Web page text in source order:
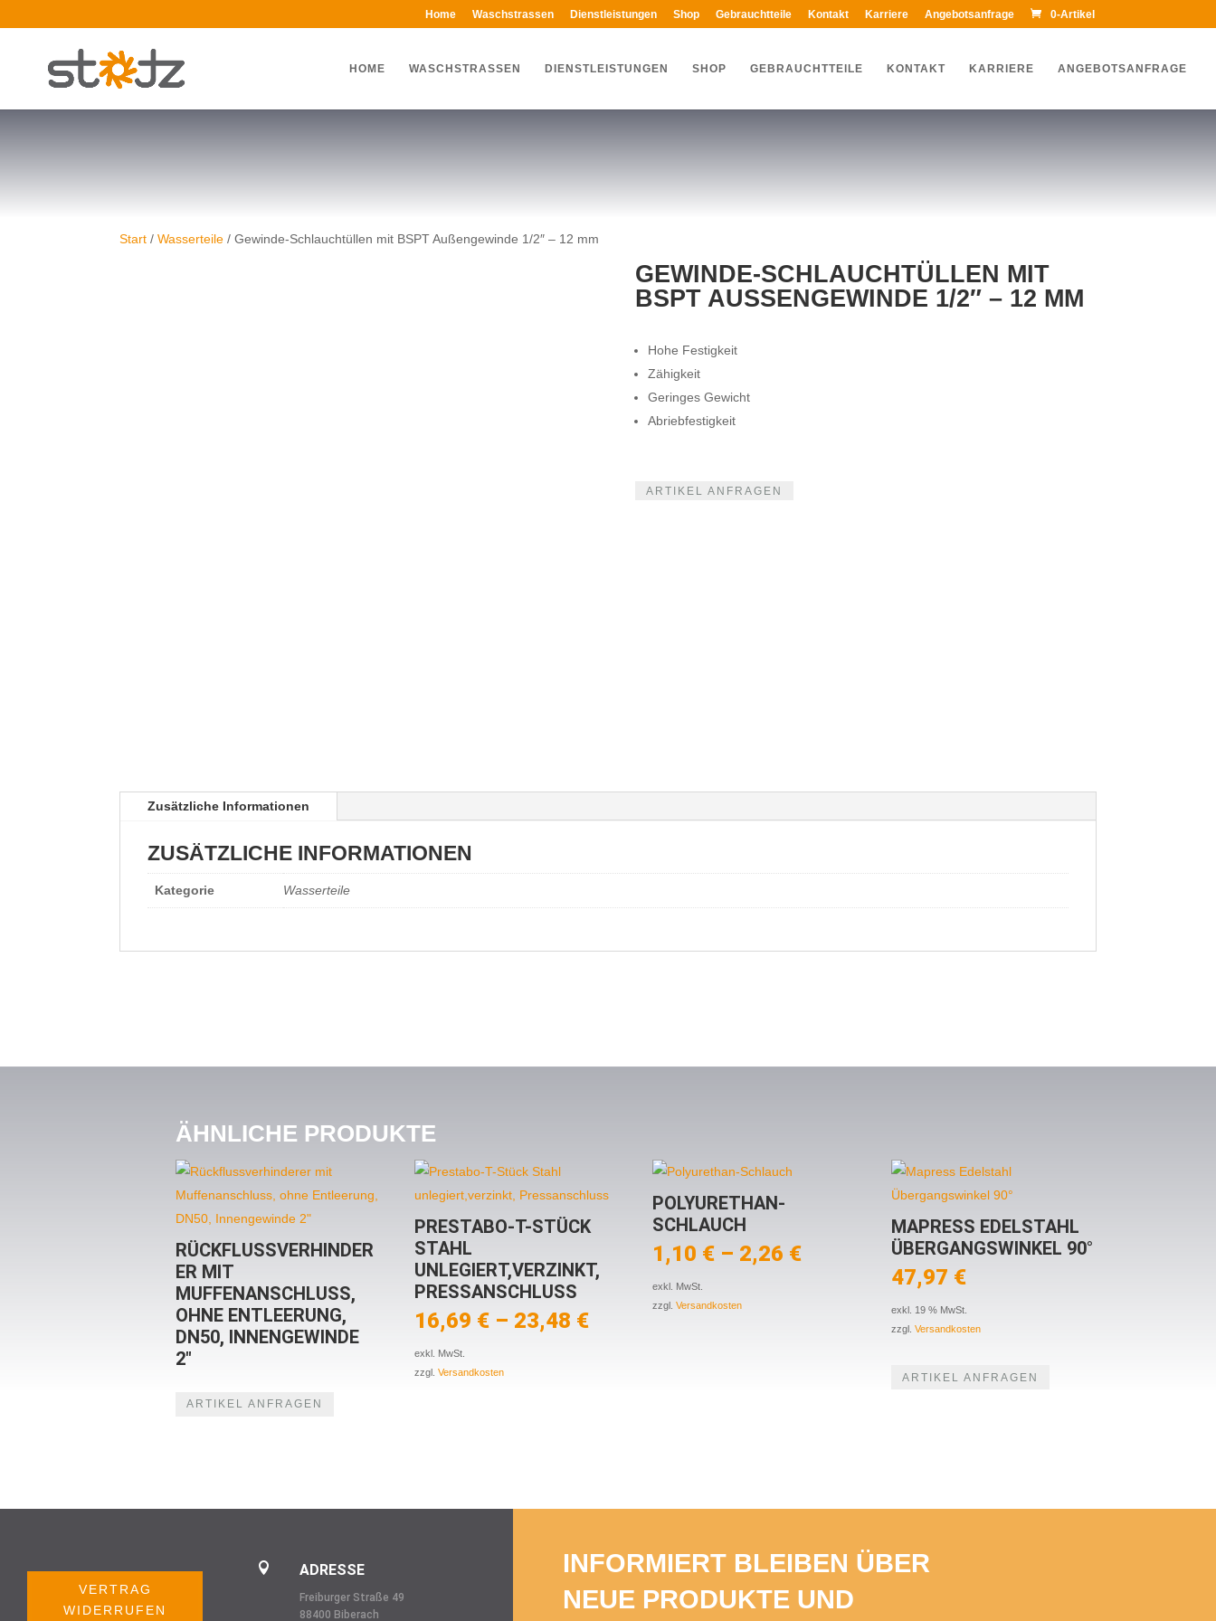
Home Waschstrassen Dienstleistungen Shop Gebrauchtteile Kontakt Karriere Angebotsanfrage 0-Artikel
HOME WASCHSTRASSEN DIENSTLEISTUNGEN SHOP GEBRAUCHTTEILE KONTAKT KARRIERE ANGEBOTSANFRAGE
Start / Wasserteile / Gewinde-Schlauchtüllen mit BSPT Außengewinde 1/2″ – 12 mm
GEWINDE-SCHLAUCHTÜLLEN MIT
BSPT AUSSENGEWINDE 1/2″ – 12 MM
Hohe Festigkeit
Zähigkeit
Geringes Gewicht
Abriebfestigkeit
ARTIKEL ANFRAGEN
Zusätzliche Informationen
ZUSÄTZLICHE INFORMATIONEN
Kategorie Wasserteile
ÄHNLICHE PRODUKTE
RÜCKFLUSSVERHINDER
ER MIT
MUFFENANSCHLUSS,
OHNE ENTLEERUNG,
DN50, INNENGEWINDE
2″
ARTIKEL ANFRAGEN
PRESTABO-T-STÜCK
STAHL
UNLEGIERT,VERZINKT,
PRESSANSCHLUSS
16,69 €– 23,48 €
exkl. MwSt.
zzgl. Versandkosten
POLYURETHAN-
SCHLAUCH
1,10 € – 2,26 €
exkl. MwSt.
zzgl.Versandkosten
MAPRESS EDELSTAHL
ÜBERGANGSWINKEL 90°
47,97 €
exkl. 19 % MwSt.
zzgl. Versandkosten
ARTIKEL ANFRAGEN
VERTRAG
WIDERRUFEN
 ADRESSE
Freiburger Straße 49
88400 Biberach
INFORMIERT BLEIBEN ÜBER
NEUE PRODUKTE UND